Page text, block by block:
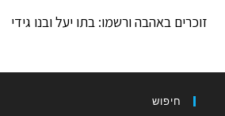
זוכרים באהבה ורשמו: בתו יעל ובנו גידי
חיפוש